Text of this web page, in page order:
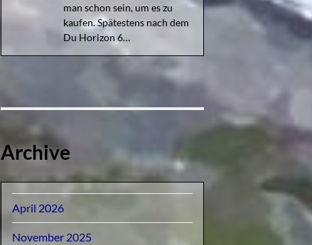
man schon sein, um es zu
kaufen. Spätestens nach dem
Du Horizon 6…
Archive
April 2026
November 2025